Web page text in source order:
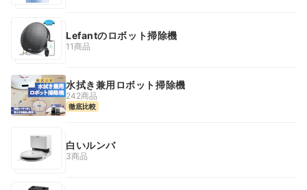
Lefantのロボット掃除機
11商品
水拭き兼用ロボット掃除機
242商品
徹底比較
白いルンバ
3商品